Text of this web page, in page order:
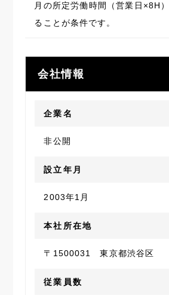
月の所定労働時間（営業日×8H
ることが条件です。
会社情報
企業名
非公開
設立年月
2003年1月
本社所在地
〒1500031 東京都渋谷区
従業員数